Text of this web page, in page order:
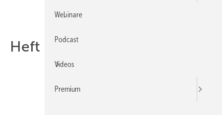
Heft 08-2022
Webinare
Podcast
Videos
Premium